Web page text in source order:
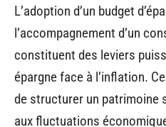
L’adoption d’un budget
l’accompagnement d’un
constituent des leviers
épargne face à l’inflation.
de structurer un patrimoine
aux fluctuations